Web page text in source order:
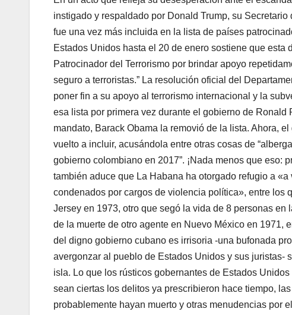
instigado y respaldado por Donald Trump, su
fue una vez más incluida en la lista de países
Estados Unidos hasta el 20 de enero sostiene que
Patrocinador del Terrorismo por brindar apoyo
seguro a terroristas.” La resolución oficial del
poner fin a su apoyo al terrorismo internacional y la
esa lista por primera vez durante el gobierno de
mandato, Barack Obama la removió de la lista. Ahora,
vuelto a incluir, acusándola entre otras cosas de
gobierno colombiano en 2017”. ¡Nada menos que eso:
también aduce que La Habana ha otorgado refugio a
condenados por cargos de violencia política», entre los
Jersey en 1973, otro que segó la vida de 8 personas
de la muerte de otro agente en Nuevo México en 1971,
del digno gobierno cubano es irrisoria -una bufonada
avergonzar al pueblo de Estados Unidos y sus juristas-
isla. Lo que los rústicos gobernantes de Estados
sean ciertas los delitos ya prescribieron hace tiempo,
probablemente hayan muerto y otras menudencias por